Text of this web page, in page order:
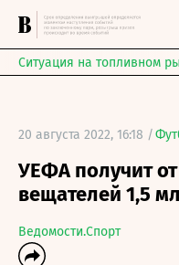
Ситуация на топливном
20 августа 2022, 16:18 /
УЕФА получит
вещателей 1,5
Ведомости.Спорт